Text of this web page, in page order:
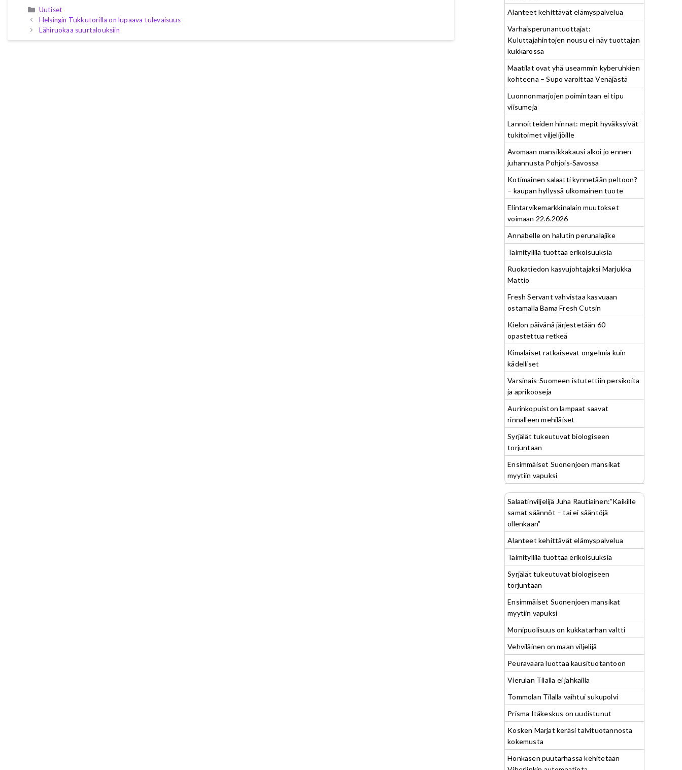
Kategoriat
Uutiset
Helsingin Tukkutorilla on lupaava tulevaisuus
Lähiruokaa suurtalouksiin
Alanteet kehittävät elämyspalvelua
Varhaisperunantuottajat:
Kuluttajahintojen nousu ei näy tuottajan
kukkarossa
Maatilat ovat yhä useammin kyberuhkien
kohteena – Supo varoittaa Venäjästä
Luonnonmarjojen poimintaan ei tipu
viisumeja
Lannoitteiden hinnat: mepit hyväksyivät
tukitoimet viljelijöille
Avomaan mansikkakausi alkoi jo ennen
juhannusta Pohjois-Savossa
Kotimainen salaatti kynnetään peltoon?
– kaupan hyllyssä ulkomainen tuote
Elintarvikemarkkinalain muutokset
voimaan 22.6.2026
Annabelle on halutin perunalajike
Taimityllilä tuottaa erikoisuuksia
Ruokatiedon kasvujohtajaksi Marjukka
Mattio
Fresh Servant vahvistaa kasvuaan
ostamalla Bama Fresh Cutsin
Kielon päivänä järjestetään 60
opastettua retkeä
Kimalaiset ratkaisevat ongelmia kuin
kädelliset
Varsinais-Suomeen istutettiin persikoita
ja aprikooseja
Aurinkopuiston lampaat saavat
rinnalleen mehiläiset
Syrjälät tukeutuvat biologiseen
torjuntaan
Ensimmäiset Suonenjoen mansikat
myytiin vapuksi
Salaatinviljelijä Juha Rautiainen:”Kaikille
samat säännöt – tai ei sääntöjä
ollenkaan”
Alanteet kehittävät elämyspalvelua
Taimityllilä tuottaa erikoisuuksia
Syrjälät tukeutuvat biologiseen
torjuntaan
Ensimmäiset Suonenjoen mansikat
myytiin vapuksi
Monipuolisuus on kukkatarhan valtti
Vehviläinen on maan viljelijä
Peuravaara luottaa kausituotantoon
Vierulan Tilalla ei jahkailla
Tommolan Tilalla vaihtui sukupolvi
Prisma Itäkeskus on uudistunut
Kosken Marjat keräsi talvituotannosta
kokemusta
Honkasen puutarhassa kehitetään